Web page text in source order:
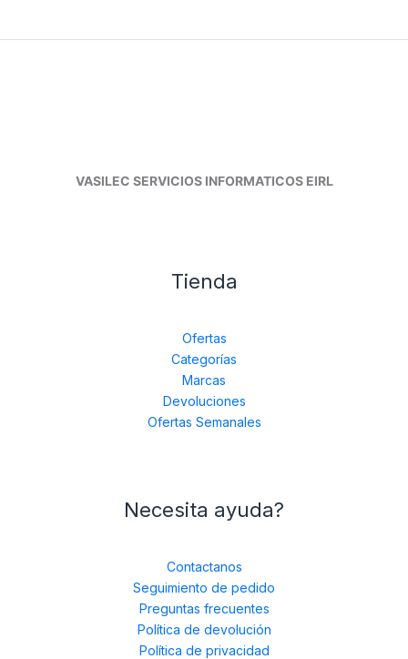
VASILEC SERVICIOS INFORMATICOS EIRL
Tienda
Ofertas
Categorías
Marcas
Devoluciones
Ofertas Semanales
Necesita ayuda?
Contactanos
Seguimiento de pedido
Preguntas frecuentes
Política de devolución
Política de privacidad